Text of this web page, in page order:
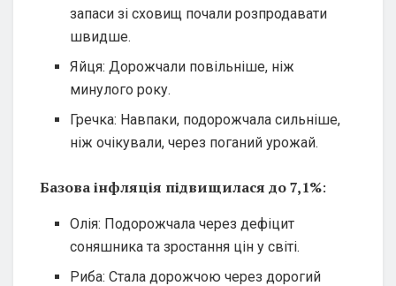
запаси зі сховищ почали розпродавати
швидше.
Яйця: Дорожчали повільніше, ніж
минулого року.
Гречка: Навпаки, подорожчала сильніше,
ніж очікували, через поганий урожай.
Базова інфляція підвищилася до 7,1%:
Олія: Подорожчала через дефіцит
соняшника та зростання цін у світі.
Риба: Стала дорожчою через дорогий